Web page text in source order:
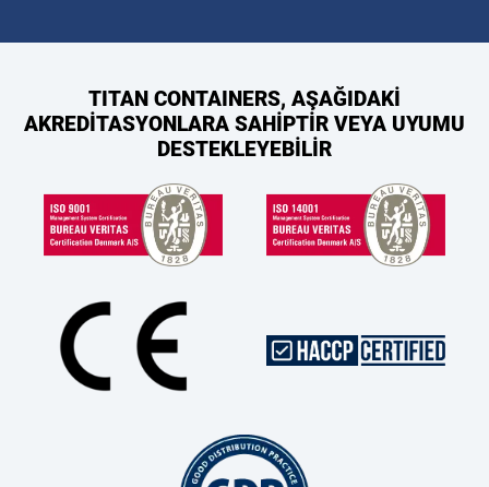
TITAN CONTAINERS, AŞAĞIDAKİ
AKREDİTASYONLARA SAHİPTİR VEYA UYUMU
DESTEKLEYEBİLİR